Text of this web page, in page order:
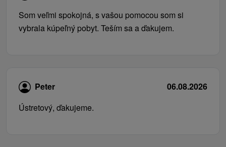
Som veľmi spokojná, s vašou pomocou som si
vybrala kúpeľný pobyt. Teším sa a ďakujem.
Peter
06.08.2026
Ústretový, ďakujeme.